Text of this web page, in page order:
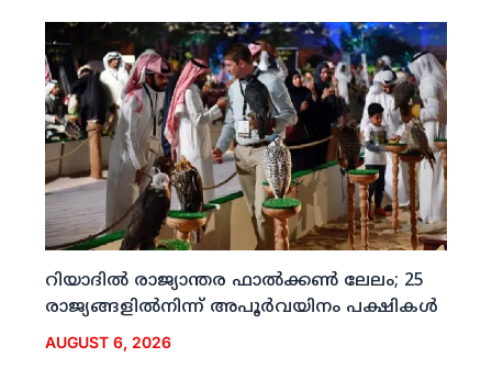
റിയാദില്‍ രാജ്യാന്തര ഫാല്‍ക്കണ്‍ ലേലം; 25
രാജ്യങ്ങളില്‍നിന്ന് അപൂര്‍വയിനം പക്ഷികള്‍
AUGUST 6, 2026